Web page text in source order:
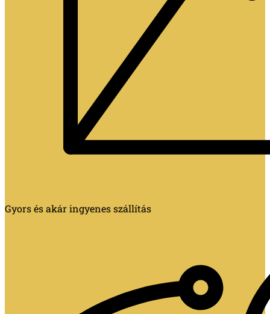
Gyors és akár ingyenes szállítás